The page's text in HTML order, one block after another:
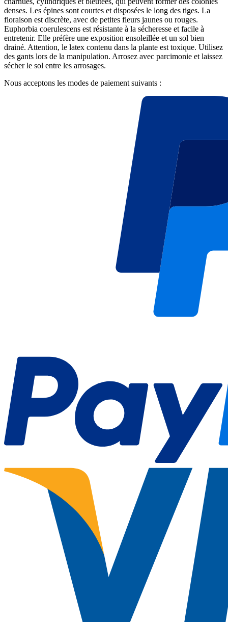
denses. Les épines sont courtes et disposées le long des tiges. La
floraison est discrète, avec de petites fleurs jaunes ou rouges.
Euphorbia coerulescens est résistante à la sécheresse et facile à
entretenir. Elle préfère une exposition ensoleillée et un sol bien
drainé. Attention, le latex contenu dans la plante est toxique. Utilisez
des gants lors de la manipulation. Arrosez avec parcimonie et laissez
sécher le sol entre les arrosages.
Nous acceptons les modes de paiement suivants :